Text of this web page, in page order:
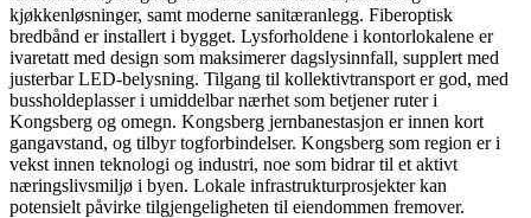
kjøkkenløsninger, samt moderne sanitæranlegg. Fiberoptisk
bredbånd er installert i bygget. Lysforholdene i kontorlokalene er
ivaretatt med design som maksimerer dagslysinnfall, supplert med
justerbar LED-belysning. Tilgang til kollektivtransport er god, med
bussholdeplasser i umiddelbar nærhet som betjener ruter i
Kongsberg og omegn. Kongsberg jernbanestasjon er innen kort
gangavstand, og tilbyr togforbindelser. Kongsberg som region er i
vekst innen teknologi og industri, noe som bidrar til et aktivt
næringslivsmiljø i byen. Lokale infrastrukturprosjekter kan
potensielt påvirke tilgjengeligheten til eiendommen fremover.